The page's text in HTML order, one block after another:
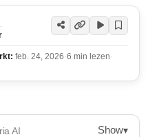
feb. 24, 2026·6 min lezen·
AI Show▾